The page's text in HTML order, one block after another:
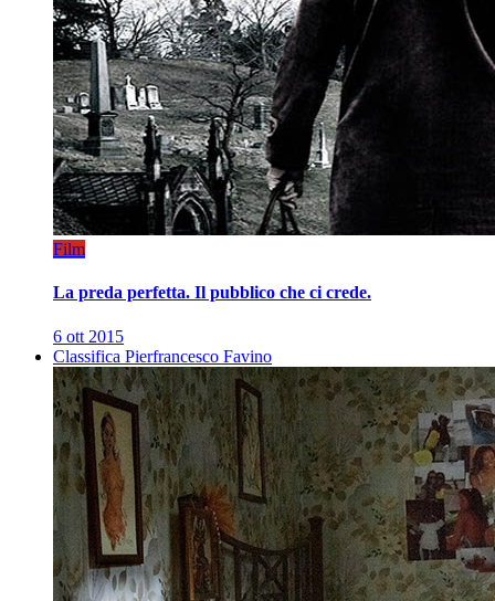
Film
La preda perfetta. Il pubblico che ci crede.
6 ott 2015
Classifica Pierfrancesco Favino